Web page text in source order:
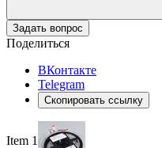
Задать вопрос
Поделиться
ВКонтакте
Telegram
Скопировать ссылку
Item 1 of 3